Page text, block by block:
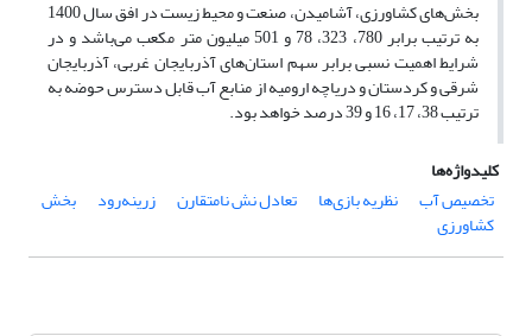
بخش‌های کشاورزی، آشامیدن، صنعت و محیط زیست در افق سال 1400
به ترتیب برابر 780، 323، 78 و 501 میلیون متر مکعب می‌باشد و در
شرایط اهمیت نسبی برابر سهم استان‌های آذربایجان غربی، آذربایجان
شرقی و کردستان و دریاچه ارومیه از منابع آب قابل دسترس حوضه به
ترتیب 38، 17، 16 و 39 درصد خواهد بود.
کلیدواژه‌ها
تخصیص آب
نظریه بازی‌ها تعادل نش نامتقارن زرینه‌رود بخش
کشاورزی